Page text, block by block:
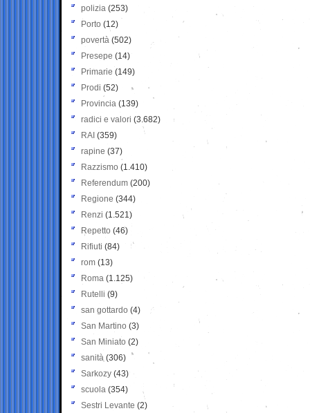
polizia (253)
Porto (12)
povertà (502)
Presepe (14)
Primarie (149)
Prodi (52)
Provincia (139)
radici e valori (3.682)
RAI (359)
rapine (37)
Razzismo (1.410)
Referendum (200)
Regione (344)
Renzi (1.521)
Repetto (46)
Rifiuti (84)
rom (13)
Roma (1.125)
Rutelli (9)
san gottardo (4)
San Martino (3)
San Miniato (2)
sanità (306)
Sarkozy (43)
scuola (354)
Sestri Levante (2)